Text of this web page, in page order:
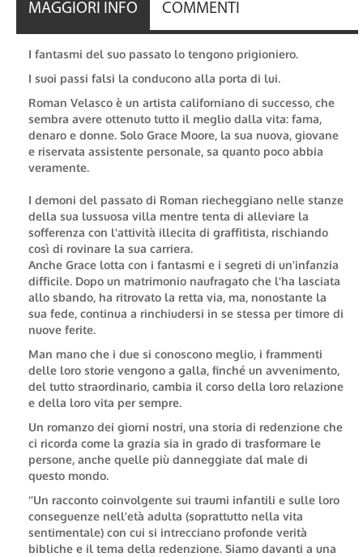
MAGGIORI INFO COMMENTI
I fantasmi del suo passato lo tengono prigioniero.
I suoi passi falsi la conducono alla porta di lui.
Roman Velasco è un artista californiano di successo, che
sembra avere ottenuto tutto il meglio dalla vita: fama,
denaro e donne. Solo Grace Moore, la sua nuova, giovane
e riservata assistente personale, sa quanto poco abbia
veramente.
I demoni del passato di Roman riecheggiano nelle stanze
della sua lussuosa villa mentre tenta di alleviare la
sofferenza con l'attività illecita di graffitista, rischiando
così di rovinare la sua carriera.
Anche Grace lotta con i fantasmi e i segreti di un’infanzia
difficile. Dopo un matrimonio naufragato che l'ha lasciata
allo sbando, ha ritrovato la retta via, ma, nonostante la
sua fede, continua a rinchiudersi in se stessa per timore di
nuove ferite.
Man mano che i due si conoscono meglio, i frammenti
delle loro storie vengono a galla, finché un avvenimento,
del tutto straordinario, cambia il corso della loro relazione
e della loro vita per sempre.
Un romanzo dei giorni nostri, una storia di redenzione che
ci ricorda come la grazia sia in grado di trasformare le
persone, anche quelle più danneggiate dal male di
questo mondo.
‘’Un racconto coinvolgente sui traumi infantili e sulle loro
conseguenze nell'età adulta (soprattutto nella vita
sentimentale) con cui si intrecciano profonde verità
bibliche e il tema della redenzione. Siamo davanti a una